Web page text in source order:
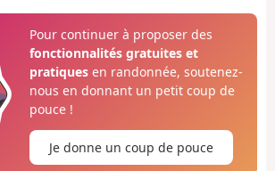
Pour continuer à proposer des
fonctionnalités gratuites et
pratiquesen randonnée, soutenez-
nous en donnant un petit coup de
pouce !
Je donne un coup de pouce